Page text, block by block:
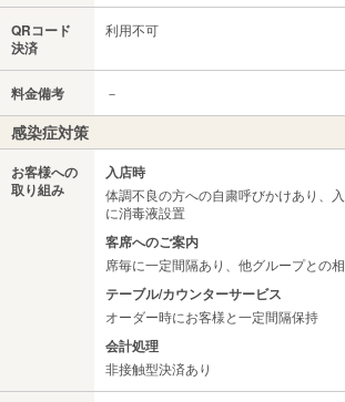
QRコード
決済
利用不可
料金備考 －
感染症対策
お客様への
取り組み
入店時
体調不良の方への自粛呼びかけあり、
に消毒液設置
客席へのご案内
席毎に一定間隔あり、他グループとの
テーブル/カウンターサービス
オーダー時にお客様と一定間隔保持
会計処理
非接触型決済あり